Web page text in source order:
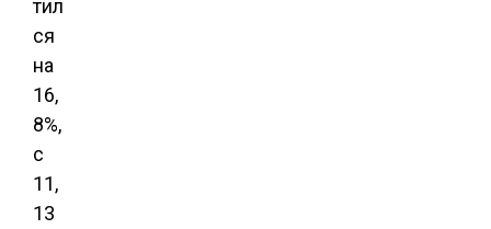
тил
ся
на
16,
8%,
с
11,
13